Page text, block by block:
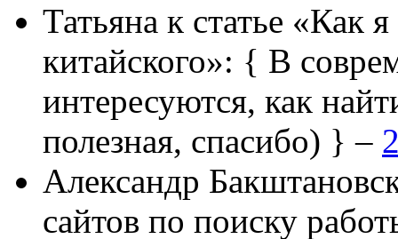
Татьяна к статье «Как
китайского»: { В
интересуются, как
полезная, спасибо) } –
Александр
сайтов по поиску